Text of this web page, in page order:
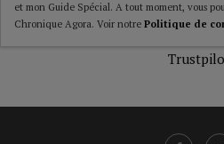
et mon Guide Spécial. A tout moment, vous
Chronique Agora. Voir notre Politique de